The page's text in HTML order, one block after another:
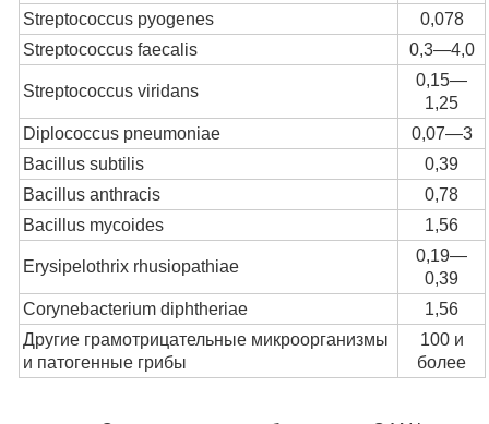
Streptococcus pyogenes
0,078
Streptococcus faecalis
0,3—4,0
Streptococcus viridans
0,15—
1,25
Diplococcus pneumoniae
0,07—3
Bacillus subtilis
0,39
Bacillus anthracis
0,78
Bacillus mycoides
1,56
Erysipelothrix rhusiopathiae
0,19—
0,39
Corynebacterium diphtheriae
1,56
Другие грамотрицательные микроорганизмы
и патогенные грибы
100 и
более